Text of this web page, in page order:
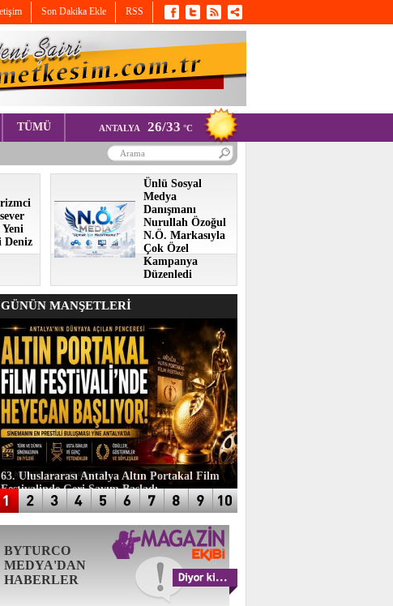
Son Dakika Ekle RSS
TÜMÜ ANTALYA 26/33 °C
Deniz
Ünlü Sosyal
Medya
Danışmanı
Nurullah Özoğul
N.Ö. Markasıyla
Çok Özel
Kampanya
Düzenledi
GÜNÜN MANŞETLERİ
63. Uluslararası Antalya Altın Portakal Film
Festivalinde Geri Sayım Başladı
BYTURCO
MEDYA'DAN
HABERLER